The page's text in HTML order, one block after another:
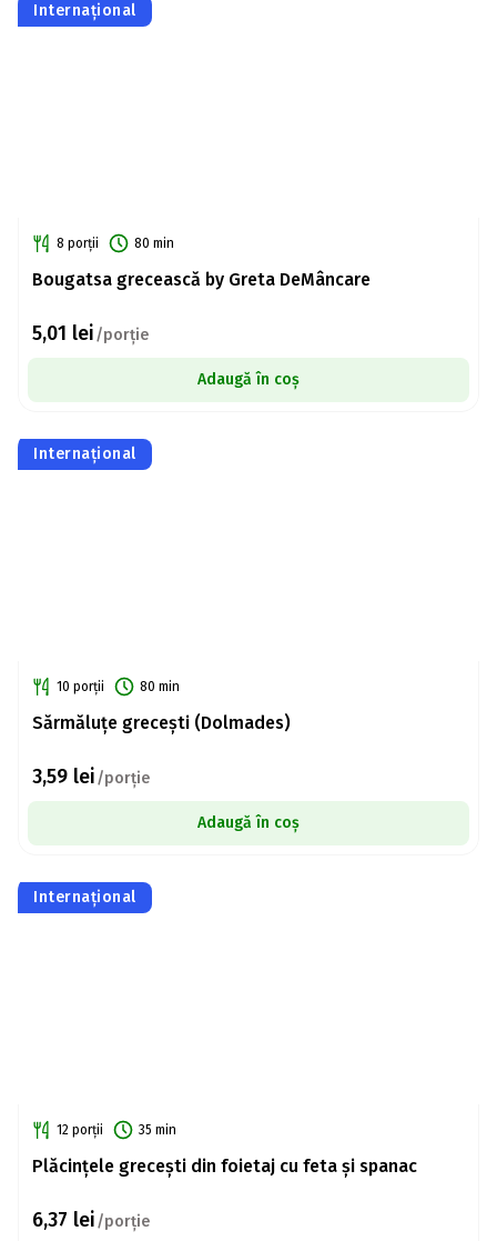
Internațional
8 porții 80 min
Bougatsa grecească by Greta DeMâncare
5,01 lei/porție
Adaugă în coș
Internațional
10 porții 80 min
Sărmăluțe grecești (Dolmades)
3,59 lei/porție
Adaugă în coș
Internațional
12 porții 35 min
Plăcințele grecești din foietaj cu feta și spanac
6,37 lei/porție